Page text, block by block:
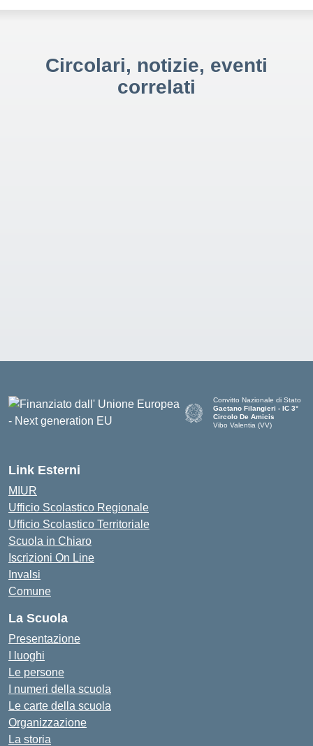
Circolari, notizie, eventi
correlati
Convitto Nazionale di Stato
Gaetano Filangieri - IC 3°
Circolo De Amicis
Vibo Valentia (VV)
Link Esterni
MIUR
Ufficio Scolastico Regionale
Ufficio Scolastico Territoriale
Scuola in Chiaro
Iscrizioni On Line
Invalsi
Comune
La Scuola
Presentazione
I luoghi
Le persone
I numeri della scuola
Le carte della scuola
Organizzazione
La storia